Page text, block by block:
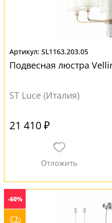
SL1163.203.05
Подвесная люстра
ST Luce (Италия)
21 410 ₽
-60%